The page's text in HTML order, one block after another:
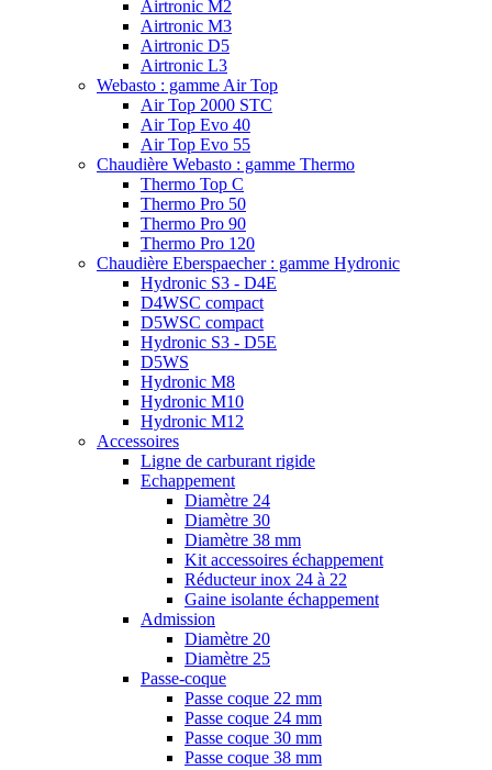
Airtronic M2
Airtronic M3
Airtronic D5
Airtronic L3
Webasto : gamme Air Top
Air Top 2000 STC
Air Top Evo 40
Air Top Evo 55
Chaudière Webasto : gamme Thermo
Thermo Top C
Thermo Pro 50
Thermo Pro 90
Thermo Pro 120
Chaudière Eberspaecher : gamme Hydronic
Hydronic S3 - D4E
D4WSC compact
D5WSC compact
Hydronic S3 - D5E
D5WS
Hydronic M8
Hydronic M10
Hydronic M12
Accessoires
Ligne de carburant rigide
Echappement
Diamètre 24
Diamètre 30
Diamètre 38 mm
Kit accessoires échappement
Réducteur inox 24 à 22
Gaine isolante échappement
Admission
Diamètre 20
Diamètre 25
Passe-coque
Passe coque 22 mm
Passe coque 24 mm
Passe coque 30 mm
Passe coque 38 mm